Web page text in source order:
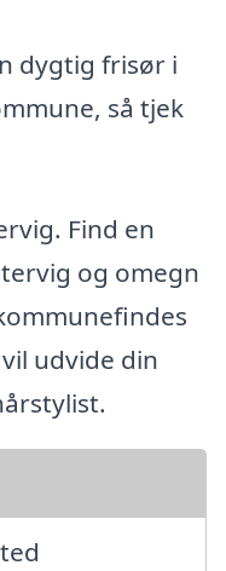
dygtig frisør i
så tjek
Find en
og omegn
udvide din